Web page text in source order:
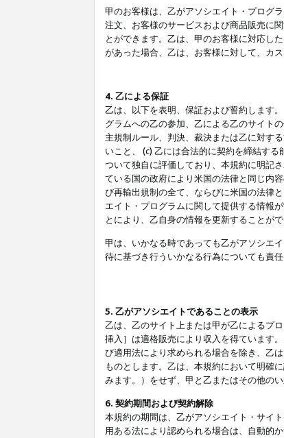
甲のお客様は、乙がアソシエイト・プログ
注文、お客様のサービスおよび商品販売に
とができます。乙は、甲のお客様に対応し
があった場合、乙は、お客様に対して、カ
4. 乙による保証
乙は、以下を表明、保証および誓約します
グラムへの乙の参加、乙による乙のサイト
主規制ルール、判決、裁決または乙に対す
いこと、 (c) 乙には合法的に契約を締結す
ついて独自に評価しており、本規約に明記
ている国の政府により米国の法律と同じ内
び再輸出規制の全て、ならびに米国の法律
エイト・プログラムに関して提供する情報
とにより、乙自身の情報を更新することがで
甲は、いかなる時であっても乙がアソシエ
待に基づき行ういかなる行為についても責任
5. 乙がアソシエイトであることの表示
乙は、乙のサイト上または甲が乙によるプ
挿入］は適格販売により収入を得ています
び適用法により求められる場合を除き、乙
ものとします。乙は、本規約において明確
みます。）をせず、甲と乙またはその他の
6. 契約期間および契約解除
本規約の期間は、乙がアソシエイト・サイ
用ある法により認められる場合は、自動的